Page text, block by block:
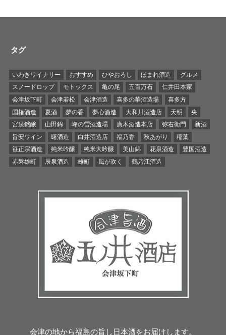
タグ
いわきワイナリー おすすめ ひやおろし ほまれ酒造
グルメ
スノードロップ
モトックス 亀の尾 五百万石
仁井田本家
会津坂下町
会津若松 会津酒造 喜多の華酒造場
喜多方
国権酒造
夏酒 夢の香 夢心酒造 大和川酒造店 天明
央
宮泉銘醸
山田錦 峰の雪酒造場 廣木酒造本店 弥右衛門
新酒
旨安ワイン
曙酒造 白井酒造店 福乃香 秋あがり
稲葉
笹正宗酒造
純米吟醸 純米大吟醸 美山錦 花泉酒造
豊国酒造
赤磐雄町
辰泉酒造 雄町 風が吹く 鶴乃江酒造
会津の地から福島の旨し日本酒をお届けします。